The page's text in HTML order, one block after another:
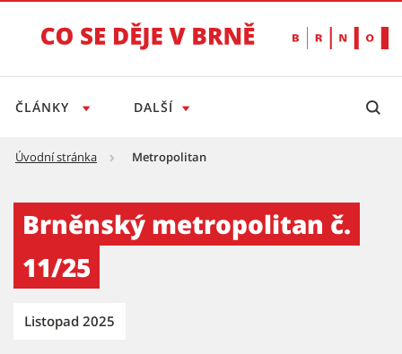
ČLÁNKY DALŠÍ
Úvodní stránka Metropolitan
Brněnský metropolitan č.
11/25
Listopad 2025